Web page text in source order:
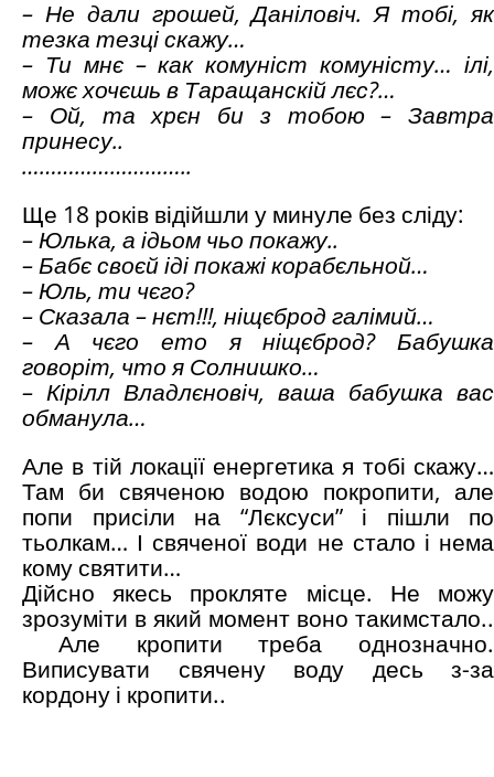
– Не дали грошей, Даніловіч. Я тобі, як
тезка тезці скажу…
– Ти мнє – как комуніст комуністу… ілі,
можє хочєшь в Таращанскій лєс?…
– Ой, та хрєн би з тобою – Завтра
принесу..
………………………..
Ще 18 років відійшли у минуле без сліду:
– Юлька, а ідьом чьо покажу..
– Бабє своєй іді покажі корабєльной…
– Юль, ти чєго?
– Сказала – нєт!!!, ніщєброд галімий…
– А чєго ето я ніщєброд? Бабушка
говоріт, что я Солнишко…
– Кірілл Владлєновіч, ваша бабушка вас
обманула…
Але в тій локації енергетика я тобі скажу…
Там би свяченою водою покропити, але
попи присіли на “Лєксуси” і пішли по
тьолкам… І свяченої води не стало і нема
кому святити…
Дійсно якесь прокляте місце. Не можу
зрозуміти в який момент воно такимстало..
Але кропити треба однозначно.
Виписувати свячену воду десь з-за
кордону і кропити..